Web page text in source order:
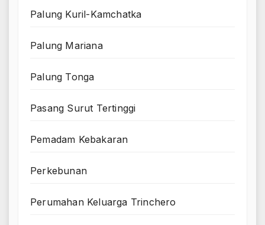
Palung Kuril-Kamchatka
Palung Mariana
Palung Tonga
Pasang Surut Tertinggi
Pemadam Kebakaran
Perkebunan
Perumahan Keluarga Trinchero